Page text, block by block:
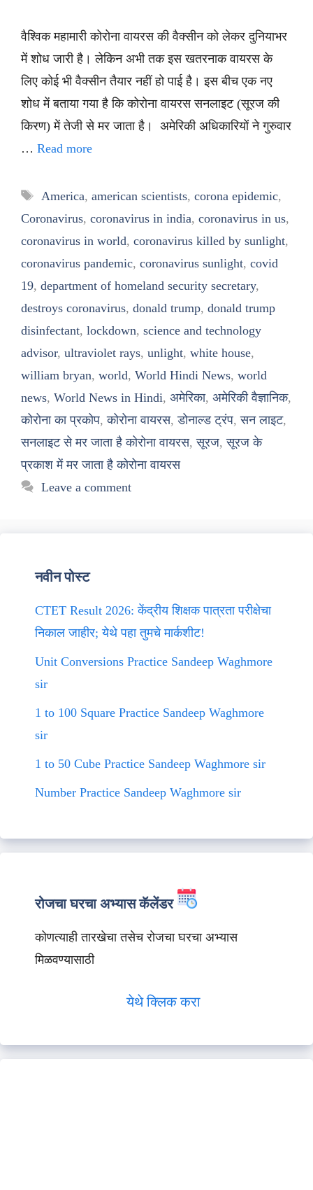
वैश्विक महामारी कोरोना वायरस की वैक्सीन को लेकर दुनियाभर
में शोध जारी है। लेकिन अभी तक इस खतरनाक वायरस के
लिए कोई भी वैक्सीन तैयार नहीं हो पाई है। इस बीच एक नए
शोध में बताया गया है कि कोरोना वायरस सनलाइट (सूरज की
किरण) में तेजी से मर जाता है। अमेरिकी अधिकारियों ने गुरुवार
… Read more
Tags
America, american scientists, corona epidemic,
Coronavirus, coronavirus in india, coronavirus in us,
coronavirus in world, coronavirus killed by sunlight,
coronavirus pandemic, coronavirus sunlight, covid
19, department of homeland security secretary,
destroys coronavirus, donald trump, donald trump
disinfectant, lockdown, science and technology
advisor, ultraviolet rays, unlight, white house,
william bryan, world, World Hindi News, world
news, World News in Hindi, अमेरिका, अमेरिकी वैज्ञानिक,
कोरोना का प्रकोप,कोरोना वायरस,डोनाल्ड ट्रंप,सन लाइट,
सनलाइट से मर जाता है कोरोना वायरस,सूरज,सूरज के
प्रकाश में मर जाता है कोरोना वायरस
Leave a comment
नवीन पोस्ट
CTET Result 2026: केंद्रीय शिक्षक पात्रता परीक्षेचा
निकाल जाहीर; येथे पहा तुमचे मार्कशीट!
Unit Conversions Practice Sandeep Waghmore
sir
1 to 100 Square Practice Sandeep Waghmore
sir
1 to 50 Cube Practice Sandeep Waghmore sir
Number Practice Sandeep Waghmore sir
रोजचा घरचा अभ्यास कॅलेंडर
कोणत्याही तारखेचा तसेच रोजचा घरचा अभ्यास
मिळवण्यासाठी
येथे क्लिक करा